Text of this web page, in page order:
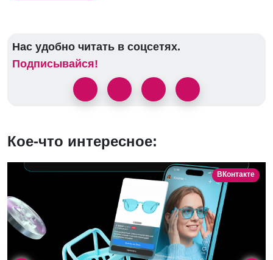
Нас удобно читать в соцсетях.
Подписывайся!
Кое-что интересное:
ВКонтакте